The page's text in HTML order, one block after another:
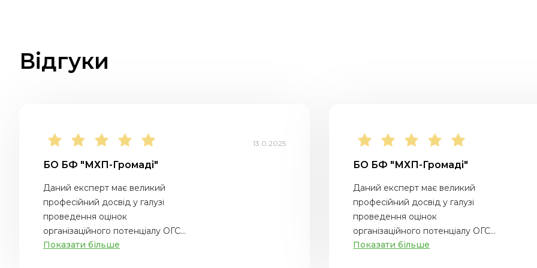
Відгуки
13.0.2025
БО БФ "МХП-Громаді"
Даний експерт має великий
професійний досвід у галузі
проведення оцінок
організаційного потенціалу ОГС...
Показати більше
БО БФ "МХП-Громаді"
Даний експерт має великий
професійний досвід у галузі
проведення оцінок
організаційного потенціалу ОГС...
Показати більше